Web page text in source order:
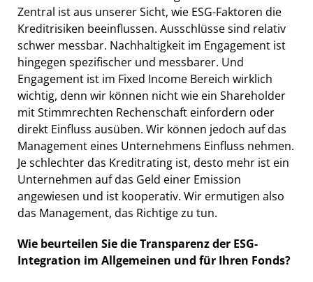
Zentral ist aus unserer Sicht, wie ESG-Faktoren die
Kreditrisiken beeinflussen. Ausschlüsse sind relativ
schwer messbar. Nachhaltigkeit im Engagement ist
hingegen spezifischer und messbarer. Und
Engagement ist im Fixed Income Bereich wirklich
wichtig, denn wir können nicht wie ein Shareholder
mit Stimmrechten Rechenschaft einfordern oder
direkt Einfluss ausüben. Wir können jedoch auf das
Management eines Unternehmens Einfluss nehmen.
Je schlechter das Kreditrating ist, desto mehr ist ein
Unternehmen auf das Geld einer Emission
angewiesen und ist kooperativ. Wir ermutigen also
das Management, das Richtige zu tun.
Wie beurteilen Sie die Transparenz der ESG-
Integration im Allgemeinen und für Ihren Fonds?